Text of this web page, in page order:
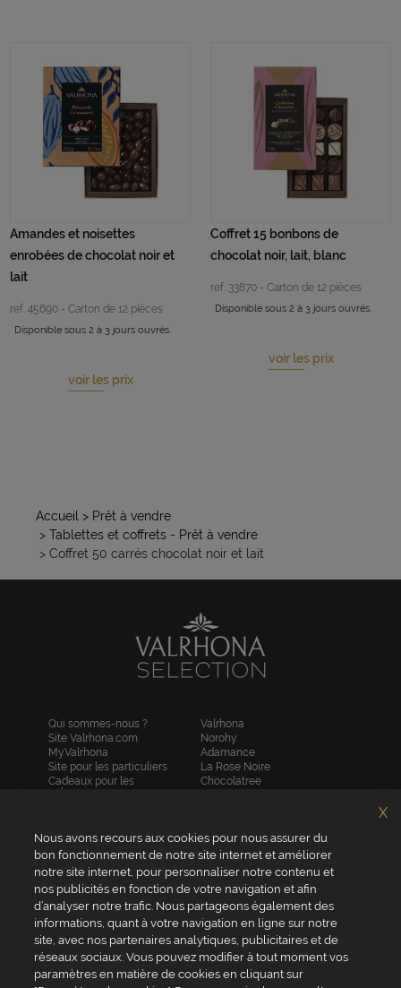
Amandes et noisettes
enrobées de chocolat noir et
lait
ref. 45690 - Carton de 12 pièces
Disponible sous 2 à 3 jours ouvrés.
voir les prix
Coffret 15 bonbons de
chocolat noir, lait, blanc
ref. 33870 - Carton de 12 pièces
Disponible sous 2 à 3 jours ouvrés.
voir les prix
Accueil > Prêt à vendre
> Tablettes et coffrets - Prêt à vendre
> Coffret 50 carrés chocolat noir et lait
Qui sommes-nous ?
Site Valrhona.com
MyValrhona
Site pour les particuliers
Cadeaux pour les
entreprises
Contactez-nous
Valrhona
Norohy
Adamance
La Rose Noire
Chocolatree
Republica del cacao
Service client
04 75 07 51 51
Du lundi au jeudi : 8h - 18h
Le vendredi : 8h - 17h
Nous avons recours aux cookies pour nous assurer du
bon fonctionnement de notre site internet et améliorer
notre site internet, pour personnaliser notre contenu et
nos publicités en fonction de votre navigation et afin
d’analyser notre trafic. Nous partageons également des
informations, quant à votre navigation en ligne sur notre
site, avec nos partenaires analytiques, publicitaires et de
réseaux sociaux. Vous pouvez modifier à tout moment vos
paramètres en matière de cookies en cliquant sur
X